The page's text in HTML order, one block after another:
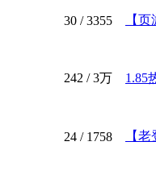
30 / 3355 【
242 /3万 1.85
24 / 1758 【